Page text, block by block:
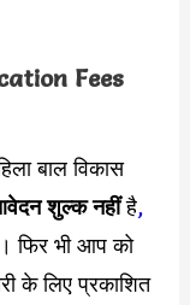
Fees
बाल विकास
शुल्क नहींहै,
फिर भी आप को
के लिए प्रकाशित